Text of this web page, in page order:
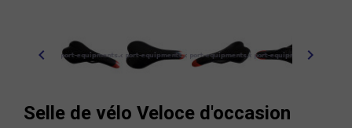
chevron_left chevron_right
Selle de vélo Veloce d'occasion